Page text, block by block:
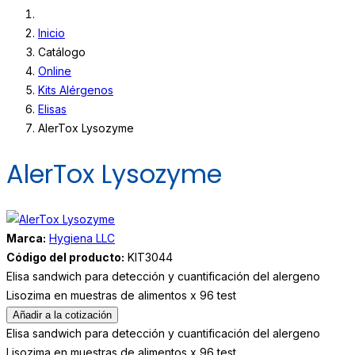
Inicio
Catálogo
Online
Kits Alérgenos
Elisas
AlerTox Lysozyme
AlerTox Lysozyme
Marca: Hygiena LLC
Código del producto: KIT3044
Elisa sandwich para detección y cuantificación del alergeno
Lisozima en muestras de alimentos x 96 test
Añadir a la cotización
Elisa sandwich para detección y cuantificación del alergeno
Lisozima en muestras de alimentos x 96 test